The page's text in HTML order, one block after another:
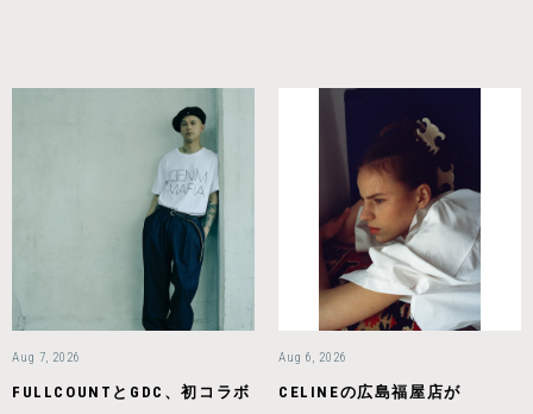
Aug 7, 2026
FULLCOUNTとGDC、初コラボ
Aug 6, 2026
CELINEの広島福屋店が